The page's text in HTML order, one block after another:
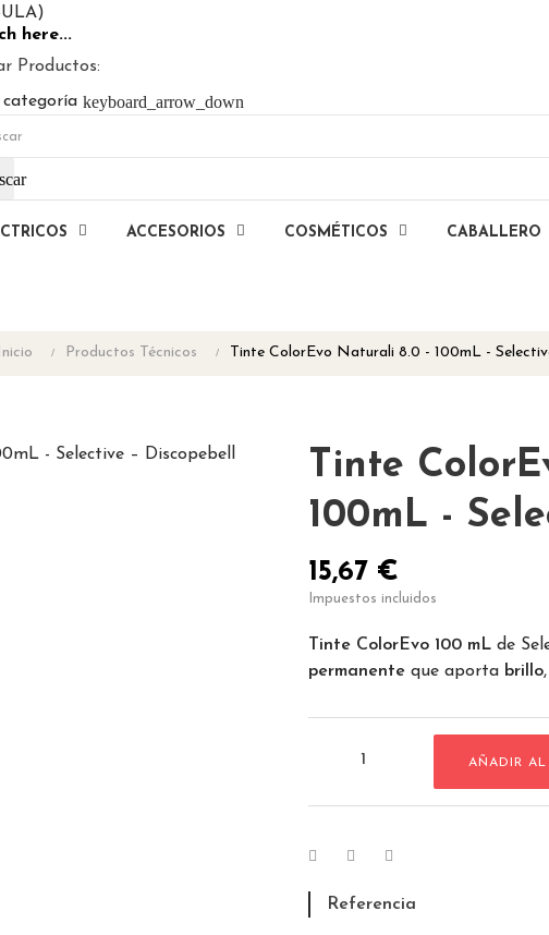
here...
Productos:
categoría keyboard_arrow_down
ACCESORIOS COSMÉTICOS CABALLERO
Inicio Productos Técnicos Tinte ColorEvo Naturali 8.0 - 100mL -
Tinte
100mL -
15,67 €
Impuestos incluidos
Tinte ColorEvo 100 mL de
permanente que aporta brillo,
AÑADIR AL
Referencia